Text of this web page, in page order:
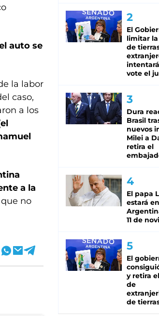
auto se
la labor
caso,
a los
a la
no
El
limitar
de
vote el
Dura
Brasil
nuevos
Milei a
retira el
El papa
estará
11 de
El
y retira
de
de